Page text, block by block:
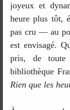
joyeux et
heure plus tôt,
pas cru — au
est envisagé.
pris, de toute
bibliothèque
Rien que les